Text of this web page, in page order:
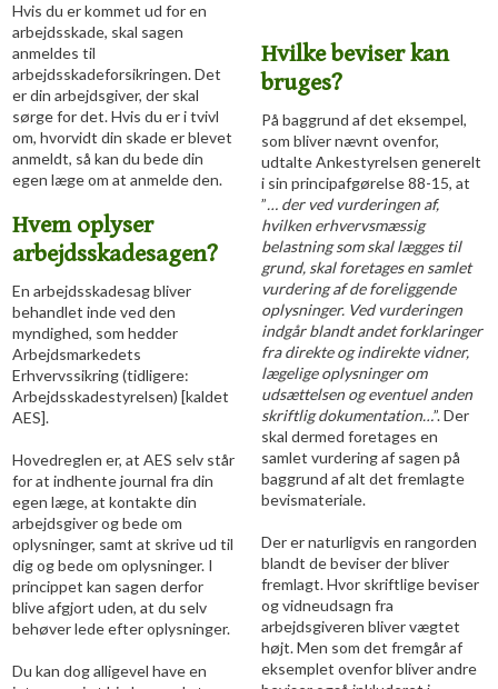
Hvis du er kommet ud for en
arbejdsskade, skal sagen
anmeldes til
arbejdsskadeforsikringen. Det
er din arbejdsgiver, der skal
sørge for det. Hvis du er i tvivl
om, hvorvidt din skade er blevet
anmeldt, så kan du bede din
egen læge om at anmelde den.
Hvem oplyser
arbejdsskadesagen?
En arbejdsskadesag bliver
behandlet inde ved den
myndighed, som hedder
Arbejdsmarkedets
Erhvervssikring (tidligere:
Arbejdsskadestyrelsen) [kaldet
AES].
Hovedreglen er, at AES selv står
for at indhente journal fra din
egen læge, at kontakte din
arbejdsgiver og bede om
oplysninger, samt at skrive ud til
dig og bede om oplysninger. I
princippet kan sagen derfor
blive afgjort uden, at du selv
behøver lede efter oplysninger.
Du kan dog alligevel have en
Hvilke beviser kan
bruges?
På baggrund af det eksempel,
som bliver nævnt ovenfor,
udtalte Ankestyrelsen generelt
i sin principafgørelse 88-15, at
”… der ved vurderingen af,
hvilken erhvervsmæssig
belastning som skal lægges til
grund, skal foretages en samlet
vurdering af de foreliggende
oplysninger. Ved vurderingen
indgår blandt andet forklaringer
fra direkte og indirekte vidner,
lægelige oplysninger om
udsættelsen og eventuel anden
skriftlig dokumentation…”. Der
skal dermed foretages en
samlet vurdering af sagen på
baggrund af alt det fremlagte
bevismateriale.
Der er naturligvis en rangorden
blandt de beviser der bliver
fremlagt. Hvor skriftlige beviser
og vidneudsagn fra
arbejdsgiveren bliver vægtet
højt. Men som det fremgår af
eksemplet ovenfor bliver andre